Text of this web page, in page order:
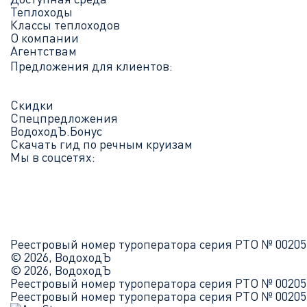
Теплоходы
Классы теплоходов
О компании
Агентствам
Предложения для клиентов:
Скидки
Спецпредложения
ВодоходЪ.Бонус
Скачать гид по речным круизам
Мы в соцсетях:
Реестровый номер туроператора серия РТО №
© 2026, ВодоходЪ
© 2026, ВодоходЪ
Реестровый номер туроператора серия РТО №
Реестровый номер туроператора серия РТО №